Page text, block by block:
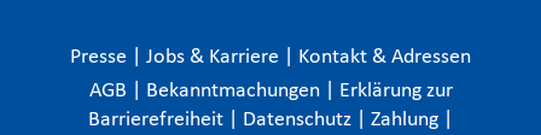
Presse Jobs & Karriere
Kontakt & Adressen
AGB
Bekanntmachungen
Erklärung zur
Barrierefreiheit
Datenschutz Zahlung